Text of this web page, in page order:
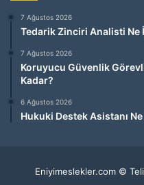
7 Ağustos 2026
Tedarik Zinciri Analisti Ne
7 Ağustos 2026
Koruyucu Güvenlik
Kadar?
6 Ağustos 2026
Hukuki Destek Asistanı
Eniyimeslekler.com ©